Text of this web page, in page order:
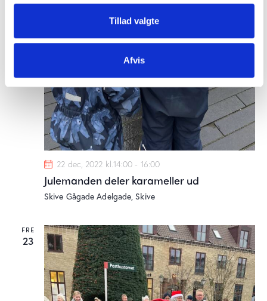
Tillad valgte
Afvis
22 dec, 2022 kl.14:00 - 16:00
Julemanden deler karameller ud
Skive GågadeAdelgade, Skive
FRE
23